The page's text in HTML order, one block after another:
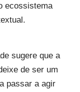
ecossistema
sugere que a
de ser um
passar a agir